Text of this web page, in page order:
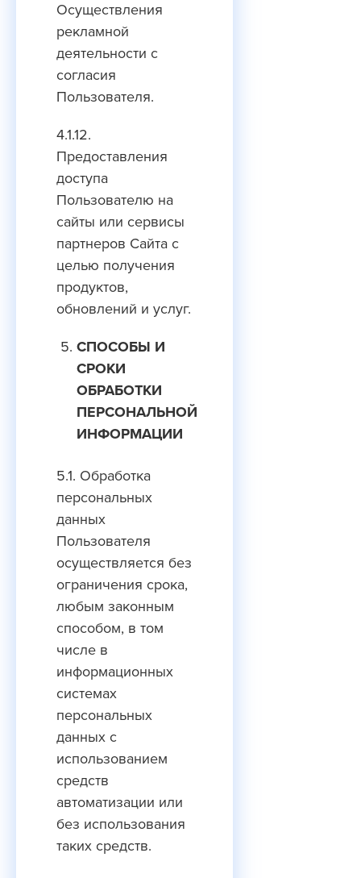
Осуществления
рекламной
деятельности с
согласия
Пользователя.
4.1.12.
Предоставления
доступа
Пользователю на
сайты или сервисы
партнеров Сайта с
целью получения
продуктов,
обновлений и услуг.
СПОСОБЫ И
СРОКИ
ОБРАБОТКИ
ПЕРСОНАЛЬНОЙ
ИНФОРМАЦИИ
5.1. Обработка
персональных
данных
Пользователя
осуществляется без
ограничения срока,
любым законным
способом, в том
числе в
информационных
системах
персональных
данных с
использованием
средств
автоматизации или
без использования
таких средств.